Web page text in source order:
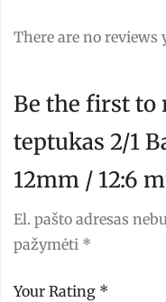
There are no reviews
Be the first to
teptukas 2/1
12mm / 12:6
El. pašto adresas
pažymėti *
Your Rating *